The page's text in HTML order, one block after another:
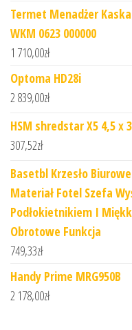
Termet Menadżer
WKM 0623 000000
1 710,00zł
Optoma HD28i
2 839,00zł
HSM shredstar X5 4,5 x
307,52zł
Basetbl Krzesło
Materiał Fotel Szefa
Podłokietnikiem I
Obrotowe Funkcja
749,33zł
Handy Prime MRG950B
2 178,00zł